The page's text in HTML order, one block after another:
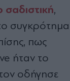
σαδιστική,
συγκρότημα
πως
ήταν το
οδήγησε